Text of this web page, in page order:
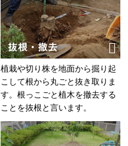
抜根・撤去
植栽や切り株を地面から掘り起
こして根から丸ごと抜き取りま
す。根っこごと植木を撤去する
ことを抜根と言います。